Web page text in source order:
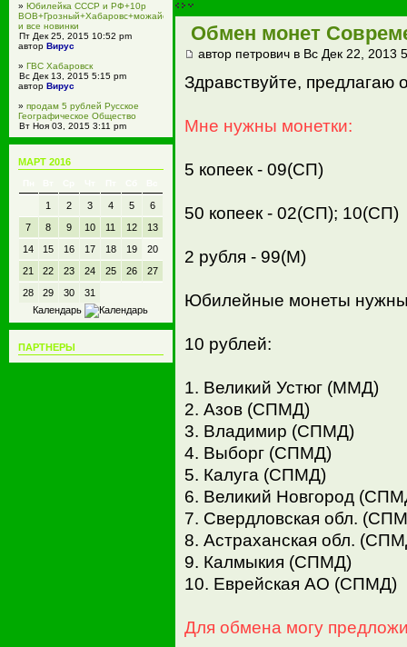
» Юбилейка СССР и РФ+10р
ВОВ+Грозный+Хабаровс+можайск
и все новинки
Пт Дек 25, 2015 10:52 pm
автор Вирус
» ГВС Хабаровск
Вс Дек 13, 2015 5:15 pm
автор Вирус
» продам 5 рублей Русское
Географическое Общество
Вт Ноя 03, 2015 3:11 pm
авторВирус
Пн Ноя 02, 2015 1:21 pm
»Куплю юбилейку СССР оптом
хорошая цена!!
Вс Окт 18, 2015 1:43 pm
авторВирус
»400 иностранных банкнот
мира.
Ср Окт 14, 2015 9:13 am
автор krais72
»Новинка года! ГВС Анапа
10рублей
Вт Окт 06, 2015 11:14 pm
авторВирус
»Новинка 6 SEX EUR 43 вида в
наличии,+Жетоны!
Вс Окт 04, 2015 11:06 pm
МАРТ 2016
1 2 3 4 5
6
7
8 9 10 11 12
13
14
15 16 17 18 19
20
21
22 23 24 25 26
27
28
29 30
31
Календарь
ПАРТНЕРЫ
Обмен монет
автор петрович в Вс Дек 22, 2013
Здравствуйте, предлагаю
Мне нужны монетки:
5 копеек - 09(СП)
50 копеек - 02(СП); 10(СП)
2 рубля - 99(М)
Юбилейные монеты
10 рублей:
1. Великий Устюг (ММД)
2. Азов (СПМД)
3. Владимир (СПМД)
4. Выборг (СПМД)
5. Калуга (СПМД)
6. Великий Новгород
7. Свердловская обл.
8. Астраханская обл.
9. Калмыкия (СПМД)
10. Еврейская АО (СПМД)
Для обмена могу